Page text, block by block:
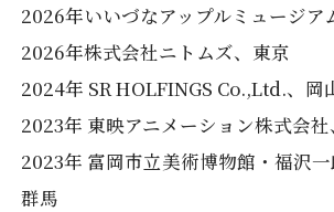
2026年いいづなアップルミュージア
2026年株式会社ニトムズ、東京
2024年 SR HOLFINGS Co.,Ltd.、岡
2023年 東映アニメーション株式会
2023年 富岡市立美術博物館・福沢一
群馬